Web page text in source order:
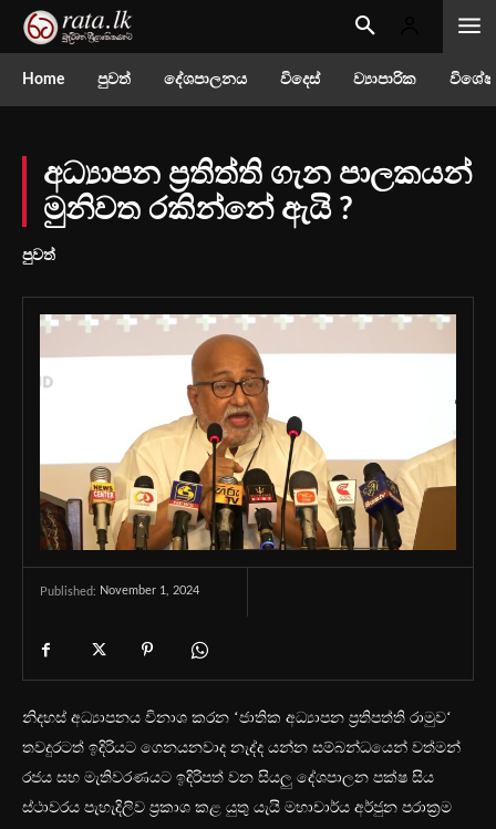
Home පුවත් දේශපාලනය විදෙස් ව්‍යාපාරික
අධ්‍යාපන ප්‍රතිත්ති ගැන පාලකයන්
මුනිවත රකින්නේ ඇයි ?
පුවත්
Published: November 1, 2024
නිදහස් අධ්‍යාපනය විනාශ කරන ‘ජාතික අධ්‍යාපන ප්‍රතිපත්ති රාමුව‘
තවදුරටත් ඉදිරියට ගෙනයනවාද නැද්ද යන්න සම්බන්ධයෙන් වත්මන්
රජය සහ මැතිවරණයට ඉදිරිපත් වන සියලු දේශපාලන පක්ෂ සිය
ස්ථාවරය පැහැදිලිව ප්‍රකාශ කළ යුතු යැයි මහාචාර්ය අර්ජුන පරාක්‍රම